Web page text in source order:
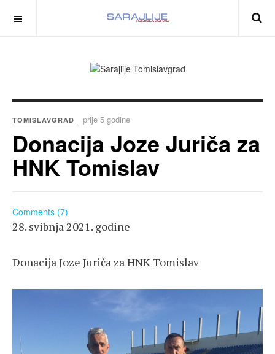
TOMISLAVGRAD prije 5 godine
Donacija Joze Juriča za
HNK Tomislav
Comments (7)
28. svibnja 2021. godine
Donacija Joze Juriča za HNK Tomislav